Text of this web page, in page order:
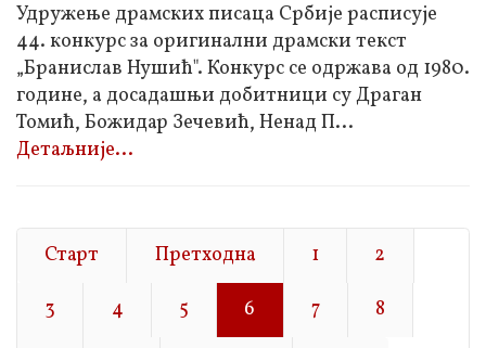
Удружење драмских писаца Србије расписује
44. конкурс за оригинални драмски текст
„Бранислав Нушић". Конкурс се одржава од 1980.
године, а досадашњи добитници су Драган
Томић, Божидар Зечевић, Ненад П...
Детаљније...
Старт Претходна 1
2
3
4 5 6 7
8